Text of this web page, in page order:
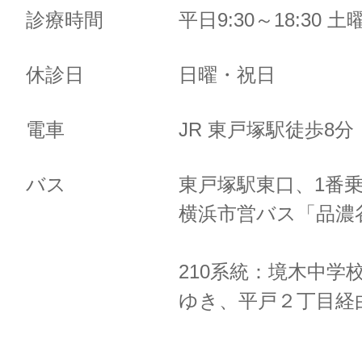
診療時間 平日9:30～18:30 土
休診日 日曜・祝日
電車 JR 東戸塚駅徒歩8
バス
東戸塚駅東口、1番
横浜市営バス「品
210系統：境木中学
ゆき、 平戸２丁目経